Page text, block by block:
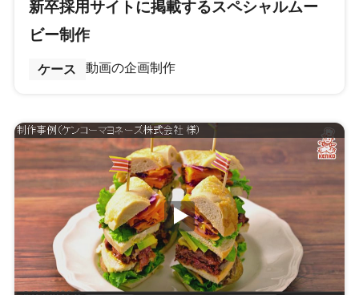
新卒採用サイトに掲載するスペシャルムー
ビー制作
ケース 動画の企画制作